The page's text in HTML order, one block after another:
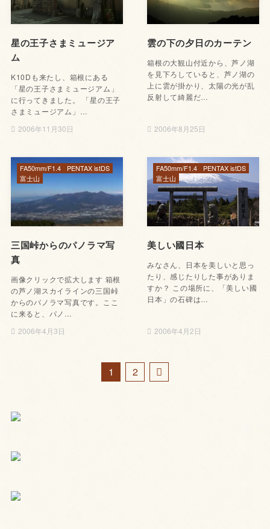
星の王子さまミュージア
ム
K10Dも来たし、箱根にある
「星の王子さまミュージアム」
に行ってきました。 「星の王子
さまミュージアム」…
2006年11月30日
雲の下の夕日のカーテン
箱根の大観山付近から、芦ノ湖
を見下ろしていると、芦ノ湖の
上に雲が掛かり、太陽の光が乱
反射して綺麗だ…
2006年8月25日
三国峠からのパノラマ写
真
画像クリックで拡大します 箱根
の芦ノ湖スカイラインの三国峠
からのパノラマ写真です。ここ
に来ると、パノ…
2006年4月3日
FA50mm/F1.4
PENTAX istDS
富士山
美しい國日本
みなさん、日本を美しいと思っ
たり、感じたりした事がありま
すか？ この場所に、「美しい國
日本」の石碑は…
2006年4月2日
FA50mm/F1.4
PENTAX istDS
富士山
1 2